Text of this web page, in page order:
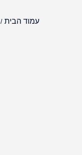
עמוד הבית /